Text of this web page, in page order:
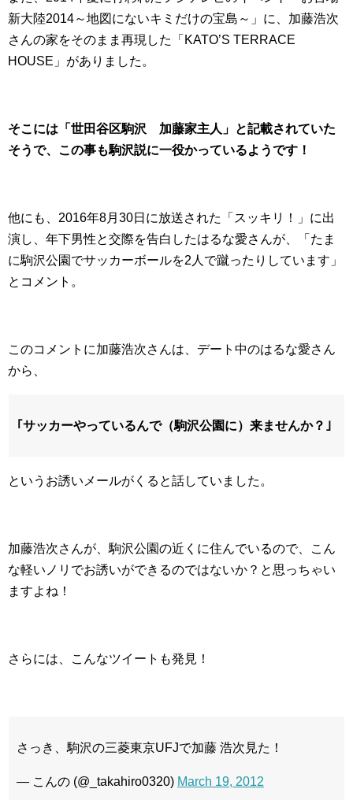
新大陸2014～地図にないキミだけの宝島～」に、加藤浩次
さんの家をそのまま再現した「KATO’S TERRACE
HOUSE」がありました。
そこには「世田谷区駒沢 加藤家主人」と記載されていた
そうで、この事も駒沢説に一役かっているようです！
他にも、2016年8月30日に放送された「スッキリ！」に出
演し、年下男性と交際を告白したはるな愛さんが、「たま
に駒沢公園でサッカーボールを2人で蹴ったりしています」
とコメント。
このコメントに加藤浩次さんは、デート中のはるな愛さん
から、
｢サッカーやっているんで（駒沢公園に）来ませんか？｣
というお誘いメールがくると話していました。
加藤浩次さんが、駒沢公園の近くに住んでいるので、こん
な軽いノリでお誘いができるのではないか？と思っちゃい
ますよね！
さらには、こんなツイートも発見！
さっき、駒沢の三菱東京UFJで加藤 浩次見た！
— こんの (@_takahiro0320) March 19, 2012